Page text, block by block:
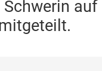
auf